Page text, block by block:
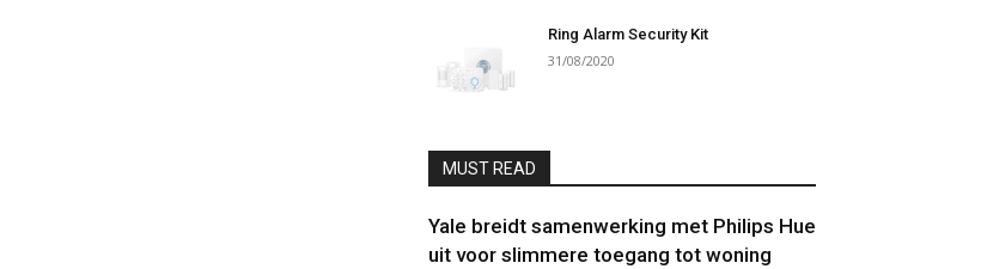
Ring Alarm Security Kit
31/08/2020
MUST READ
Yale breidt samenwerking met Philips Hue
uit voor slimmere toegang tot woning